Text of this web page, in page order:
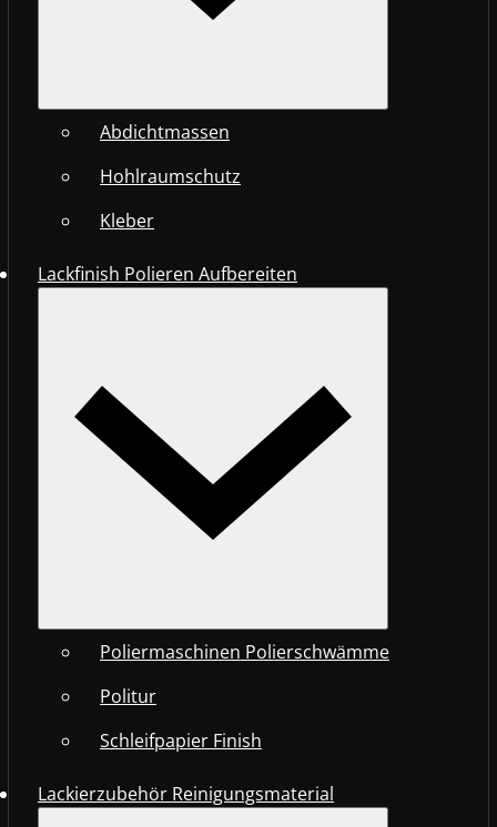
Abdichtmassen
Hohlraumschutz
Kleber
Lackfinish Polieren Aufbereiten
Poliermaschinen Polierschwämme
Politur
Schleifpapier Finish
Lackierzubehör Reinigungsmaterial